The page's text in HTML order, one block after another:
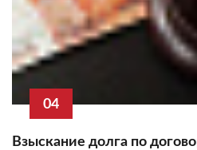
04
Взыскание долга по